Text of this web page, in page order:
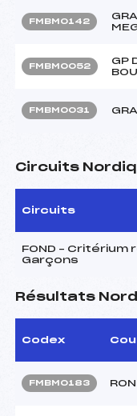
FMBM0142
FMBM0052
GP
FMBM0031
Circuits
Circuits
FOND – Critérium
Garçons
Résultats
Codex
FMBM0183